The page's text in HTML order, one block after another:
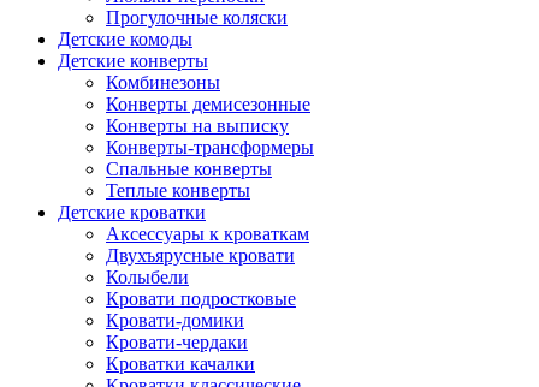
Прогулочные коляски
Детские комоды
Детские конверты
Комбинезоны
Конверты демисезонные
Конверты на выписку
Конверты-трансформеры
Спальные конверты
Теплые конверты
Детские кроватки
Аксессуары к кроваткам
Двухъярусные кровати
Колыбели
Кровати подростковые
Кровати-домики
Кровати-чердаки
Кроватки качалки